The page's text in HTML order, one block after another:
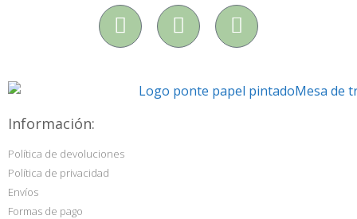
Información:
Política de devoluciones
Política de privacidad
Envíos
Formas de pago